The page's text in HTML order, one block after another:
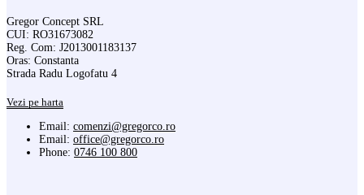
Gregor Concept SRL
CUI: RO31673082
Reg. Com: J2013001183137
Oras: Constanta
Strada Radu Logofatu 4
Vezi pe harta
Email: comenzi@gregorco.ro
Email: office@gregorco.ro
Phone: 0746 100 800